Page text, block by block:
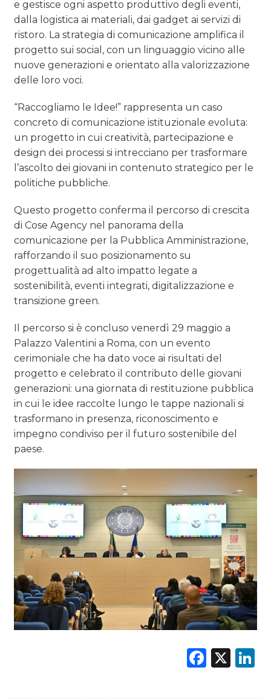
e gestisce ogni aspetto produttivo degli eventi,
dalla logistica ai materiali, dai gadget ai servizi di
ristoro. La strategia di comunicazione amplifica il
progetto sui social, con un linguaggio vicino alle
nuove generazioni e orientato alla valorizzazione
delle loro voci.
“Raccogliamo le Idee!” rappresenta un caso
concreto di comunicazione istituzionale evoluta:
un progetto in cui creatività, partecipazione e
design dei processi si intrecciano per trasformare
l’ascolto dei giovani in contenuto strategico per le
politiche pubbliche.
Questo progetto conferma il percorso di crescita
di Cose Agency nel panorama della
comunicazione per la Pubblica Amministrazione,
rafforzando il suo posizionamento su
progettualità ad alto impatto legate a
sostenibilità, eventi integrati, digitalizzazione e
transizione green.
Il percorso si è concluso venerdì 29 maggio a
Palazzo Valentini a Roma, con un evento
cerimoniale che ha dato voce ai risultati del
progetto e celebrato il contributo delle giovani
generazioni: una giornata di restituzione pubblica
in cui le idee raccolte lungo le tappe nazionali si
trasformano in presenza, riconoscimento e
impegno condiviso per il futuro sostenibile del
paese.
X